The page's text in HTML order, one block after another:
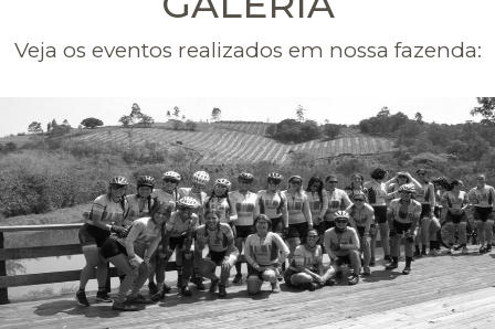
Veja os eventos realizados em nossa fazenda: